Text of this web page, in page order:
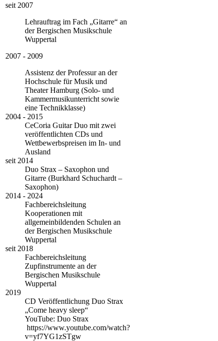
seit 2007
Lehrauftrag im Fach „Gitarre“ an
der Bergischen Musikschule
Wuppertal
2007 - 2009
Assistenz der Professur an der
Hochschule für Musik und
TheaterHamburg (Solo- und
Kammermusikunterricht sowie
eine Technikklasse)
2004 - 2015
CeCoria Guitar Duo mit zwei
veröffentlichten CDs und
Wettbewerbspreisen im In- und
Ausland
seit 2014
Duo Strax – Saxophon und
Gitarre (Burkhard Schuchardt –
Saxophon)
2014 - 2024
Fachbereichsleitung
Kooperationen mit
allgemeinbildenden Schulen an
der Bergischen Musikschule
Wuppertal
seit 2018
Fachbereichsleitung
Zupfinstrumente an der
Bergischen Musikschule
Wuppertal
2019
CD Veröffentlichung Duo Strax
„Come heavy sleep“
YouTube: Duo Strax
https://www.youtube.com/watch?
v=yf7YG1zSTgw